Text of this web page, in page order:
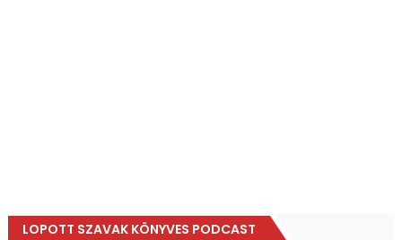
LOPOTT SZAVAK KÖNYVES PODCAST